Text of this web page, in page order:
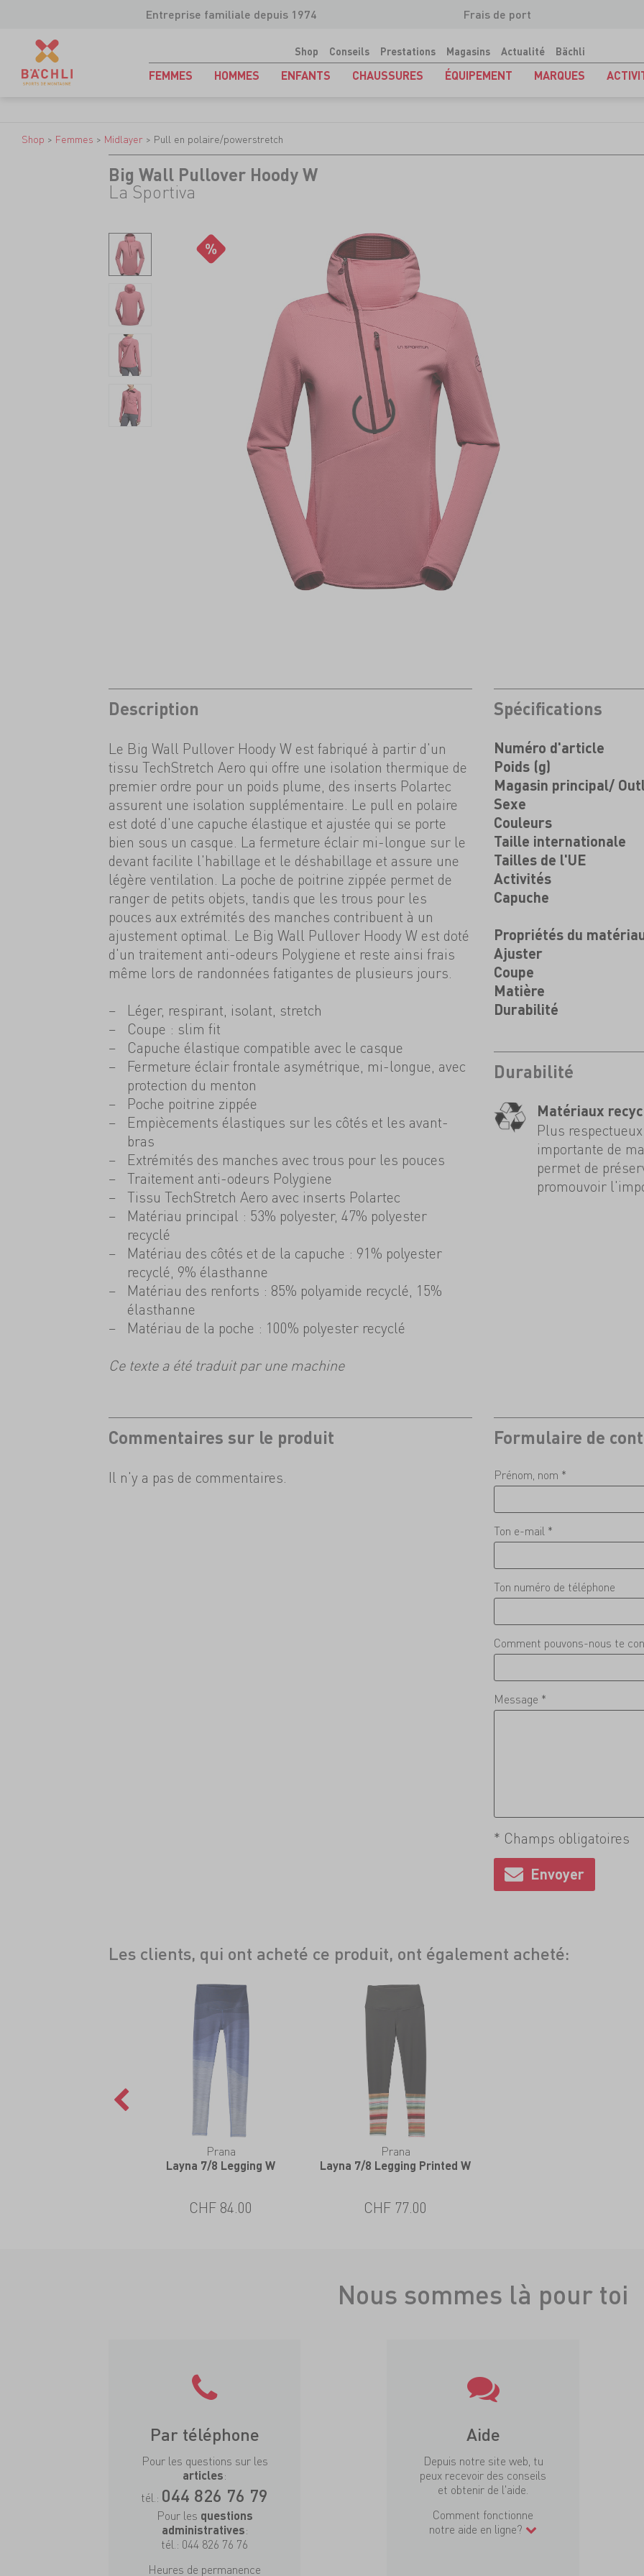
Entreprise familiale depuis 1974 Frais de port
Shop Conseils Prestations Magasins Actualité Bächli
FEMMES HOMMES ENFANTS CHAUSSURES ÉQUIPEMENT MARQUES
Shop > Femmes > Midlayer > Pull en polaire/powerstretch
Big Wall Pullover Hoody W
La Sportiva
Description
Le Big Wall Pullover Hoody W est fabriqué à partir d'un
tissu TechStretch Aero qui offre une isolation thermique de
premier ordre pour un poids plume, des inserts Polartec
assurent une isolation supplémentaire. Le pull en polaire
est doté d'une capuche élastique et ajustée qui se porte
bien sous un casque. La fermeture éclair mi-longue sur le
devant facilite l'habillage et le déshabillage et assure une
légère ventilation. La poche de poitrine zippée permet de
ranger de petits objets, tandis que les trous pour les
pouces aux extrémités des manches contribuent à un
ajustement optimal. Le Big Wall Pullover Hoody W est doté
d'un traitement anti-odeurs Polygiene et reste ainsi frais
même lors de randonnées fatigantes de plusieurs jours.
Léger, respirant, isolant, stretch
Coupe : slim fit
Capuche élastique compatible avec le casque
Fermeture éclair frontale asymétrique, mi-longue, avec
protection du menton
Poche poitrine zippée
Empiècements élastiques sur les côtés et les avant-
bras
Extrémités des manches avec trous pour les pouces
Traitement anti-odeurs Polygiene
Tissu TechStretch Aero avec inserts Polartec
Matériau principal : 53% polyester, 47% polyester
recyclé
Matériau des côtés et de la capuche : 91% polyester
recyclé, 9% élasthanne
Matériau des renforts : 85% polyamide recyclé, 15%
élasthanne
Matériau de la poche : 100% polyester recyclé
Ce texte a été traduit par une machine
Spécifications
Numéro d'article
Poids (g)
Magasin principal/
Sexe
Couleurs
Taille internationale
Tailles de l'UE
Activités
Capuche
Propriétés du
Ajuster
Coupe
Matière
Durabilité
Durabilité
Matériaux
Plus
importante de
permet de
promouvoir
Commentaires sur le produit
Il n'y a pas de commentaires.
Formulaire de
Prénom, nom *
Ton e-mail *
Ton numéro de téléphone
Comment pouvons-nous te
Message *
* Champs obligatoires
Les clients, qui ont acheté ce produit, ont également acheté:
Prana
Layna 7/8 Legging W
CHF 84.00
Prana
Layna 7/8 Legging Printed W
CHF 77.00
Nous sommes là pour toi
Par téléphone
Pour les questions sur les
articles:
tél.: 044 826 76 79
Pour les questions
administratives:
tél.: 044 826 76 76
Heures de permanence
Aide
Depuis notre site web, tu
peux recevoir des conseils
et obtenir de l'aide.
Comment fonctionne
notre aide en ligne?